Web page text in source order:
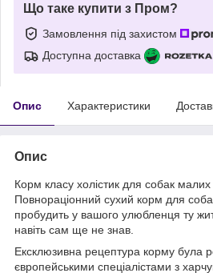
Що таке купити з Пром?
Замовлення під захистом
Доступна доставка
Опис Характеристики
Опис
Корм класу холістик для собак малих
Повнораціонний сухий корм для
пробудить у вашого улюбленця ту
навіть сам ще не знав.
Ексклюзивна рецептура корму була
європейськими спеціалістами з